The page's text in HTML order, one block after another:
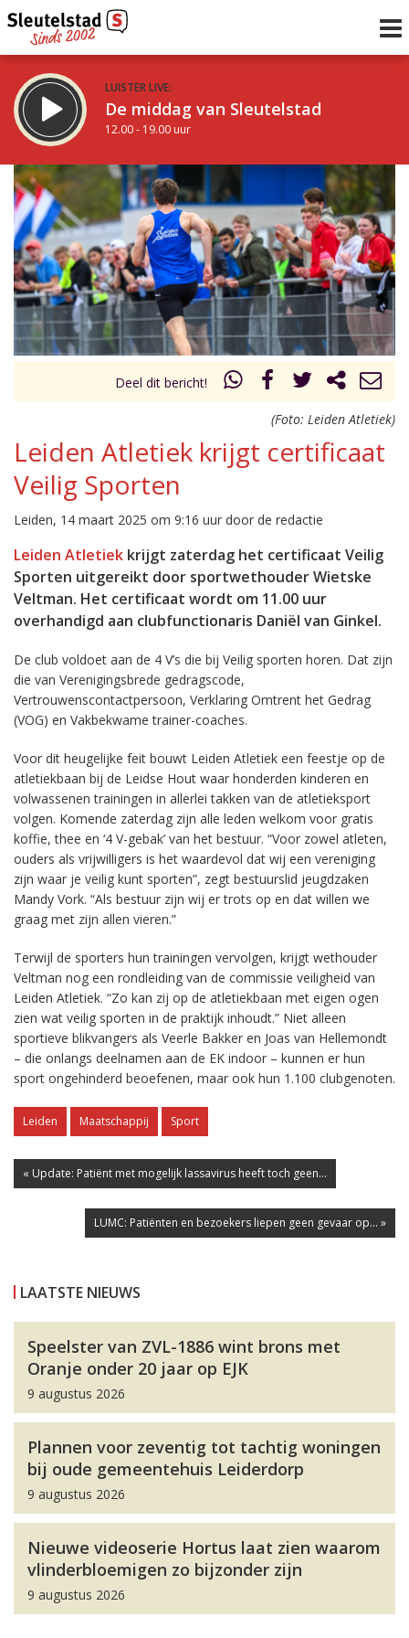
LUISTER LIVE:
De middag van Sleutelstad
12.00 - 19.00 uur
STRAKS:
De avond van Sleutelstad
19.00 - 22.00 uur
Vorig uur
uur 1 van 0 Volgend uur
Inklappen
Deel dit bericht!
(Foto: Leiden Atletiek)
Leiden Atletiek krijgt certificaat
Veilig Sporten
Leiden, 14 maart 2025 om 9:16 uur door de redactie
Leiden Atletiek krijgt zaterdag het certificaat Veilig
Sporten uitgereikt door sportwethouder Wietske
Veltman. Het certificaat wordt om 11.00 uur
overhandigd aan clubfunctionaris Daniël van Ginkel.
De club voldoet aan de 4 V’s die bij Veilig sporten horen. Dat zijn
die van Verenigingsbrede gedragscode,
Vertrouwenscontactpersoon, Verklaring Omtrent het Gedrag
(VOG) en Vakbekwame trainer-coaches.
Voor dit heugelijke feit bouwt Leiden Atletiek een feestje op de
atletiekbaan bij de Leidse Hout waar honderden kinderen en
volwassenen trainingen in allerlei takken van de atletieksport
volgen. Komende zaterdag zijn alle leden welkom voor gratis
koffie, thee en ‘4 V-gebak’ van het bestuur. “Voor zowel atleten,
ouders als vrijwilligers is het waardevol dat wij een vereniging
zijn waar je veilig kunt sporten”, zegt bestuurslid jeugdzaken
Mandy Vork. “Als bestuur zijn wij er trots op en dat willen we
graag met zijn allen vieren.”
Terwijl de sporters hun trainingen vervolgen, krijgt wethouder
Veltman nog een rondleiding van de commissie veiligheid van
Leiden Atletiek. “Zo kan zij op de atletiekbaan met eigen ogen
zien wat veilig sporten in de praktijk inhoudt.” Niet alleen
sportieve blikvangers als Veerle Bakker en Joas van Hellemondt
– die onlangs deelnamen aan de EK indoor – kunnen er hun
sport ongehinderd beoefenen, maar ook hun 1.100 clubgenoten.
Leiden Maatschappij Sport
« Update: Patiënt met mogelijk lassavirus heeft toch geen...
LUMC: Patiënten en bezoekers liepen geen gevaar op... »
LAATSTE NIEUWS
Speelster van ZVL-1886 wint brons met
Oranje onder 20 jaar op EJK
9 augustus 2026
Plannen voor zeventig tot tachtig woningen
bij oude gemeentehuis Leiderdorp
9 augustus 2026
Nieuwe videoserie Hortus laat zien waarom
vlinderbloemigen zo bijzonder zijn
9 augustus 2026